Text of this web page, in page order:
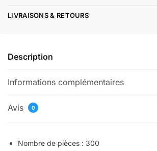
LIVRAISONS & RETOURS
Description
Informations complémentaires
Avis 0
Nombre de pièces : 300